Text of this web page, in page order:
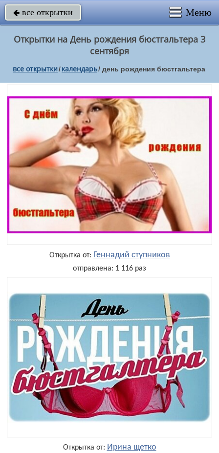
 все открытки Меню
Открытки на День рождения бюстгальтера 3
сентября
все открытки/календарь/ день рождения бюстгальтера
Открытка от: Геннадий ступников
отправлена: 1 116 раз
Открытка от: Ирина щетко